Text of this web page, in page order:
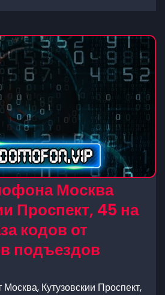
Москва
Проспект, 45 на
кодов от
подъездов
Кутузовскии Проспект,